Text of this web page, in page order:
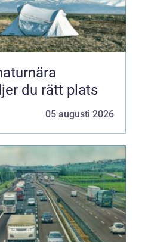
du rätt plats
05 augusti 2026